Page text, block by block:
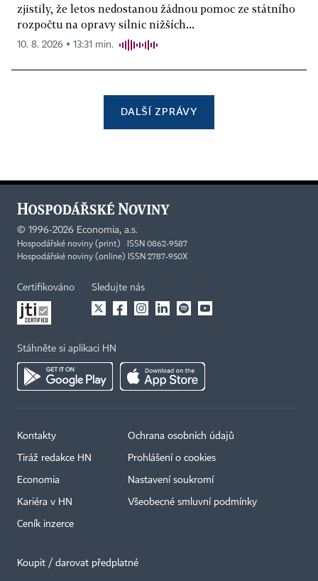
zjistily, že letos nedostanou žádnou pomoc ze státního
rozpočtu na opravy silnic nižších...
10. 8. 2026 ▪ 13:31 min.
DALŠÍ ZPRÁVY
© 1996-2026 Economia, a.s.
Hospodářské noviny (print) ISSN 0862-9587
Hospodářské noviny (online) ISSN 2787-950X
Certifikováno Sledujte nás
Stáhněte si aplikaci HN
Kontakty
Tiráž redakce HN
Economia
Kariéra v HN
Ceník inzerce
Ochrana osobních údajů
Prohlášení o cookies
Nastavení soukromí
Všeobecné smluvní podmínky
Koupit / darovat předplatné